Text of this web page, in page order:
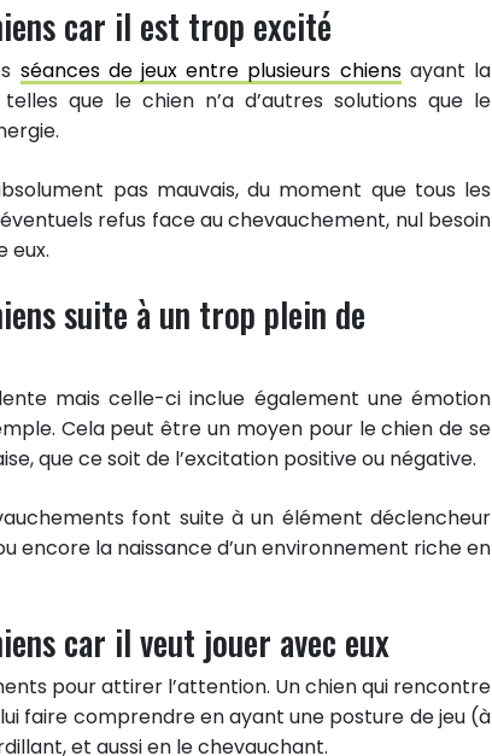
car il est trop excité
séances de jeux entre plusieurs chiensayant la
que le chien n’a d’autres solutions que le
pas mauvais, du moment que tous les
refus face au chevauchement, nul besoin
eux.
suite à un trop plein de
mais celle-ci inclue également une émotion
Cela peut être un moyen pour le chien de se
que ce soit de l’excitation positive ou négative.
font suite à un élément déclencheur
encore la naissance d’un environnement riche en
car il veut jouer avec eux
pour attirer l’attention. Un chien qui rencontre
faire comprendre en ayant une posture de jeu (à
et aussi en le chevauchant.